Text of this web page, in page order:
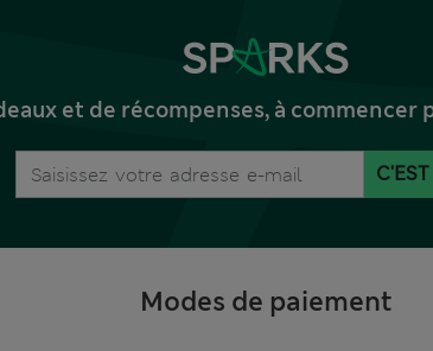
et de récompenses, à commencer
Modes de paiement